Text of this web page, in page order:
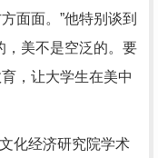
面面。”他特别谈到
，美不是空泛的。要
，让大学生在美中
化经济研究院学术